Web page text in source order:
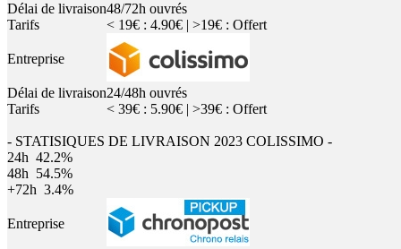
Délai de livraison48/72h ouvrés
Tarifs
< 19€ : 4.90€ | >19€ : Offert
Entreprise
Délai de livraison24/48h ouvrés
Tarifs
< 39€ : 5.90€ | >39€ : Offert
- STATISIQUES DE LIVRAISON 2023 COLISSIMO -
24h 42.2%
48h 54.5%
+72h 3.4%
Entreprise